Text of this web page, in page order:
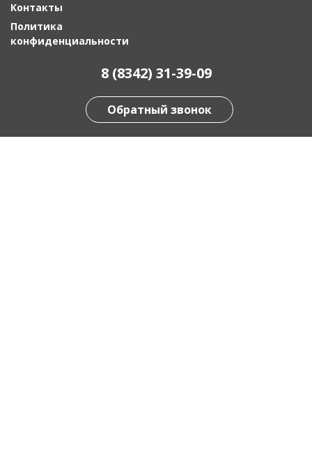
Контакты
Политика
конфиденциальности
8 (8342) 31-39-09
Обратный звонок